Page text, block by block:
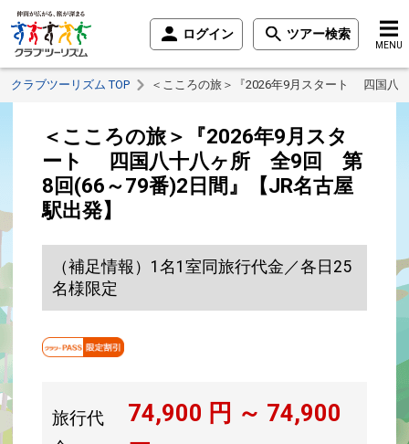
ログイン ツアー検索
MENU
クラブツーリズム TOP ＜こころの旅＞『2026年9月スタート 四国
＜こころの旅＞『2026年9月スタ
ート 四国八十八ヶ所 全9回 第
8回(66～79番)2日間』【JR名古屋
駅出発】
（補足情報）1名1室同旅行代金／各日25
名様限定
旅行代
74,900 円 ～ 74,900